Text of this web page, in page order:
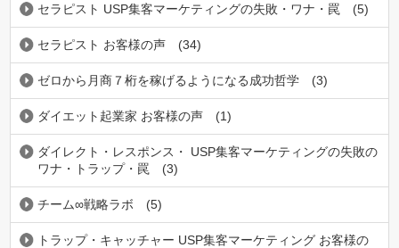
セラピスト USP集客マーケティングの失敗・ワナ・罠 (5)
セラピスト お客様の声 (34)
ゼロから月商７桁を稼げるようになる成功哲学 (3)
ダイエット起業家 お客様の声 (1)
ダイレクト・レスポンス・ USP集客マーケティングの失敗の
ワナ・トラップ・罠
(3)
チーム∞戦略ラボ (5)
トラップ・キャッチャー USP集客マーケティング お客様の